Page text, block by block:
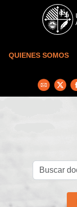
Skip to main content
QUIENES SOMOS